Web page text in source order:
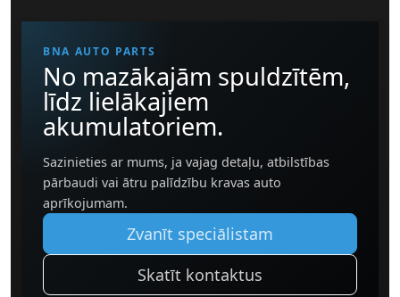
BNA AUTO PARTS
No mazākajām spuldzītēm,
līdz lielākajiem
akumulatoriem.
Sazinieties ar mums, ja vajag detaļu, atbilstības
pārbaudi vai ātru palīdzību kravas auto
aprīkojumam.
Zvanīt speciālistam
Skatīt kontaktus